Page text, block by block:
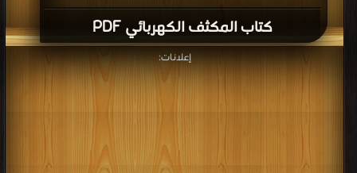
كتاب المكثف الكهربائي PDF
إعلانات: